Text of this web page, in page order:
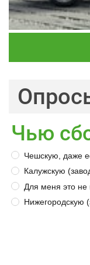
Чью
Чешскую, даже
Калужскую
Для меня это не
Нижегородскую